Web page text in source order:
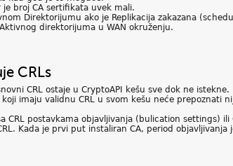
je broj CA sertifikata uvek mali.
Direktorijumu ako je Replikacija zakazana
direktorijuma u WAN okruženju.
CRLs
CRL ostaje u CryptoAPI kešu sve dok ne
imaju validnu CRL u svom kešu neće prepoznati
CRL postavkama objavljivanja (bulication settings)
Kada je prvi put instaliran CA, period